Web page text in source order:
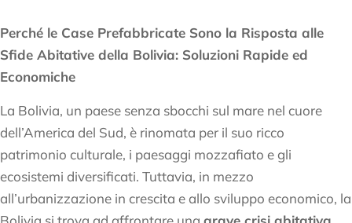
Perché le Case Prefabbricate Sono la Risposta alle
Sfide Abitative della Bolivia: Soluzioni Rapide ed
Economiche
La Bolivia, un paese senza sbocchi sul mare nel cuore
dell’America del Sud, è rinomata per il suo ricco
patrimonio culturale, i paesaggi mozzafiato e gli
ecosistemi diversificati. Tuttavia, in mezzo
all’urbanizzazione in crescita e allo sviluppo economico, la